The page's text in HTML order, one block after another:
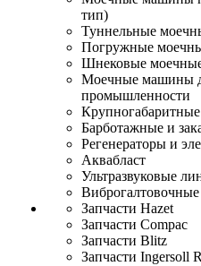
тип)
Туннельные
Погружные
Шнековые
Моечные машины
промышленности
Барботажные и
Регенераторы и
Аквабласт
Ультразвуковые
Виброгалтовочные
Запчасти Hazet
Запчасти Compac
Запчасти Blitz
Запчасти Ingersoll